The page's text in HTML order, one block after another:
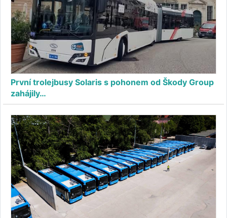
První trolejbusy Solaris s pohonem od Škody Group
zahájily…